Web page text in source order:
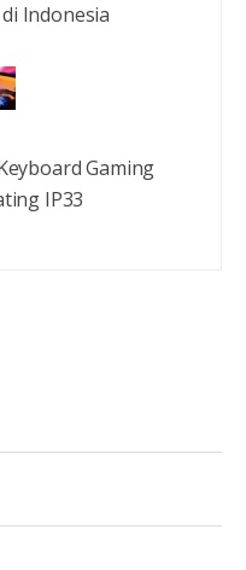
Indonesia
Gaming
IP33